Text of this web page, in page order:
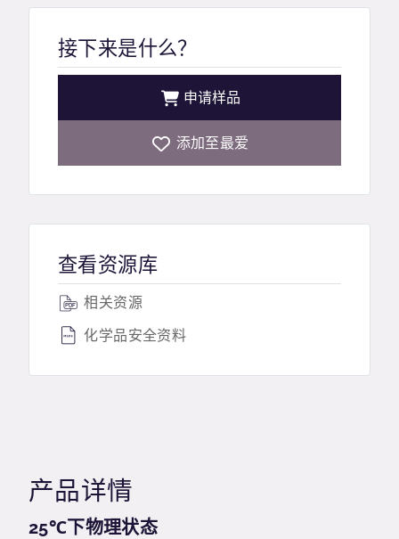
接下来是什么？
申请样品
添加至最爱
查看资源库
相关资源
化学品安全资料
产品详情
25℃下物理状态